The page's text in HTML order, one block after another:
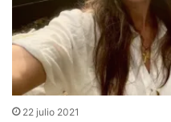
22 julio 2021